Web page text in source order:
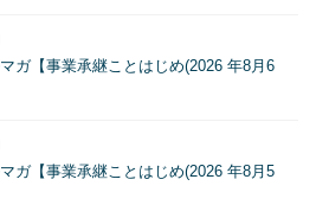
ガ【事業承継ことはじめ(2026 年8月6
ガ【事業承継ことはじめ(2026 年8月5